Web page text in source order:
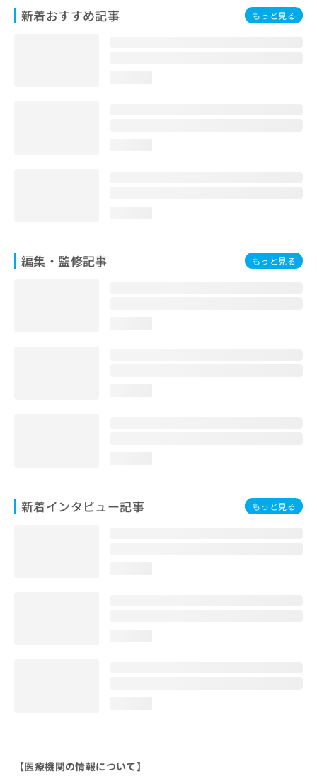
新着おすすめ記事 もっと見る
編集・監修記事 もっと見る
新着インタビュー記事 もっと見る
お
問
【医療機関の情報について】